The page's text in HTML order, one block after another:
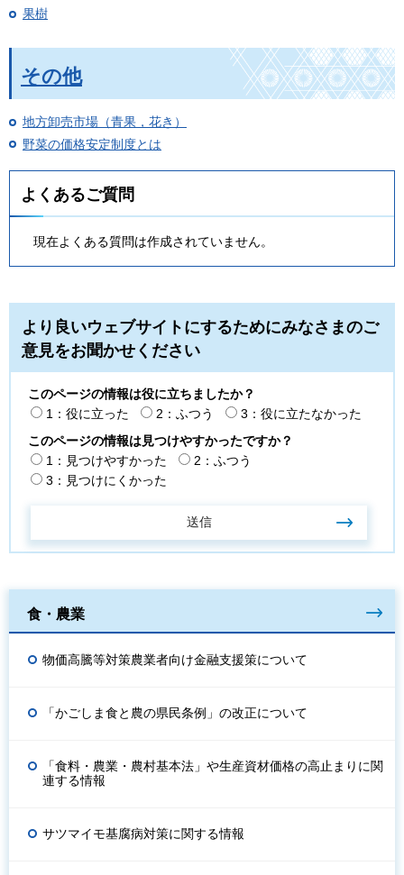
果樹
その他
地方卸売市場（青果，花き）
野菜の価格安定制度とは
よくあるご質問
現在よくある質問は作成されていません。
より良いウェブサイトにするためにみなさまのご
意見をお聞かせください
このページの情報は役に立ちましたか？
1：役に立った
2：ふつう
3：役に立たなかった
このページの情報は見つけやすかったですか？
1：見つけやすかった
2：ふつう
3：見つけにくかった
食・農業
物価高騰等対策農業者向け金融支援策について
「かごしま食と農の県民条例」の改正について
「食料・農業・農村基本法」や生産資材価格の高止まりに関
連する情報
サツマイモ基腐病対策に関する情報